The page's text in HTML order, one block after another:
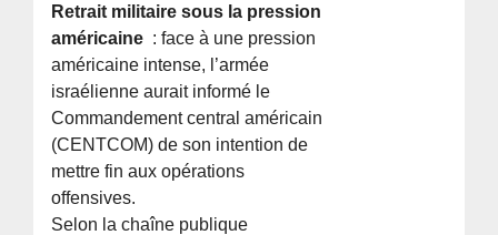
Retrait militaire sous la pression
américaine : face à une pression
américaine intense, l’armée
israélienne aurait informé le
Commandement central américain
(CENTCOM) de son intention de
mettre fin aux opérations
offensives.
Selon la chaîne publique